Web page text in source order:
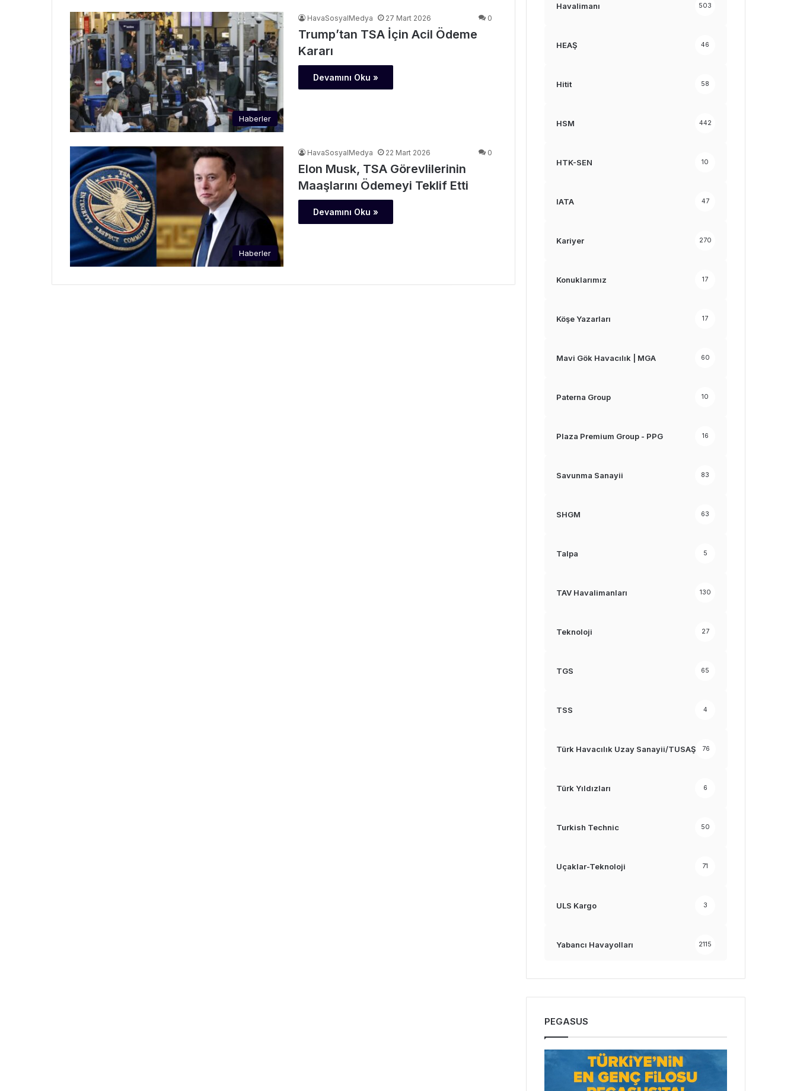
Haberler
HavaSosyalMedya 27 Mart 2026 0
Trump’tan TSA İçin Acil Ödeme
Kararı
Devamını Oku »
Haberler
HavaSosyalMedya 22 Mart 2026 0
Elon Musk, TSA Görevlilerinin
Maaşlarını Ödemeyi Teklif Etti
Devamını Oku »
Havalimanı 503
HEAŞ 46
Hitit 58
HSM 442
HTK-SEN 10
IATA 47
Kariyer 270
Konuklarımız 17
Köşe Yazarları 17
Mavi Gök Havacılık | MGA 60
Paterna Group 10
Plaza Premium Group - PPG 16
Savunma Sanayii 83
SHGM 63
Talpa 5
TAV Havalimanları 130
Teknoloji 27
TGS 65
TSS 4
Türk Havacılık Uzay Sanayii/TUSAŞ 76
Türk Yıldızları 6
Turkish Technic 50
Uçaklar-Teknoloji 71
ULS Kargo 3
Yabancı Havayolları 2115
PEGASUS